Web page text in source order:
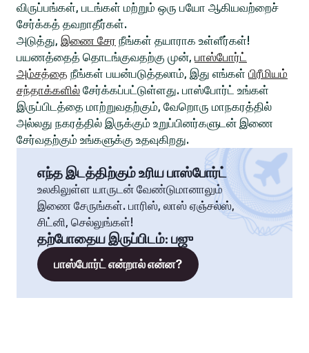
விருப்பங்கள், படங்கள் மற்றும் ஒரு பயோ ஆகியவற்றைச்
சேர்க்கத் தவறாதீர்கள்.
அடுத்து, இணை சேர நீங்கள் தயாராக உள்ளீர்கள்!
பயணத்தைத் தொடங்குவதற்கு முன், பாஸ்போர்ட்
அம்சத்தை நீங்கள் பயன்படுத்தலாம், இது எங்கள் பிரீமியம்
சந்தாக்களில் சேர்க்கப்பட்டுள்ளது. பாஸ்போர்ட் உங்கள்
இருப்பிடத்தை மாற்றுவதற்கும், வேறொரு மாநகரத்தில்
அல்லது நகரத்தில் இருக்கும் உறுப்பினர்களுடன் இணை
சேர்வதற்கும் உங்களுக்கு உதவுகிறது.
எந்த இடத்திற்கும் உரிய பாஸ்போர்ட்
உலகிலுள்ள யாருடன் வேண்டுமானாலும்
இணை சேருங்கள். பாரிஸ், லாஸ் ஏஞ்சல்ஸ்,
சிட்னி, செல்லுங்கள்!
தற்போதைய இருப்பிடம்: பஜு
பாஸ்போர்ட் என்றால் என்ன?